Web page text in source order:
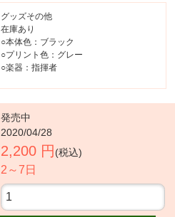
グッズその他
在庫あり
○本体色：ブラック
○プリント色：グレー
○楽器：指揮者
発売中
2020/04/28
2,200 円 (税込)
2～7日